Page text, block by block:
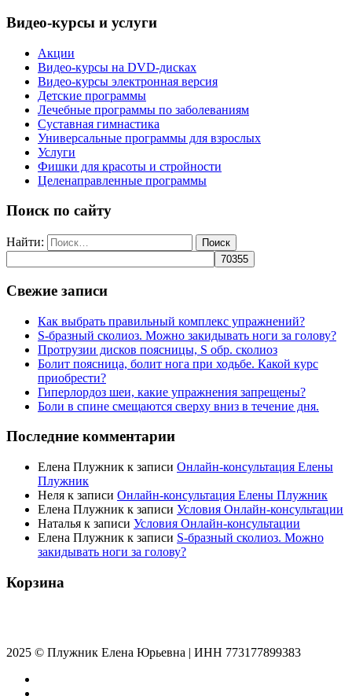
Видео-курсы и услуги
Акции
Видео-курсы на DVD-дисках
Видео-курсы электронная версия
Детские программы
Лечебные программы по заболеваниям
Суставная гимнастика
Универсальные программы для взрослых
Услуги
Фишки для красоты и стройности
Целенаправленные программы
Поиск по сайту
Найти:
Свежие записи
Как выбрать правильный комплекс упражнений?
S-бразный сколиоз. Можно закидывать ноги за голову?
Протрузии дисков поясницы, S обр. сколиоз
Болит поясница, болит нога при ходьбе. Какой курс
приобрести?
Гиперлордоз шеи, какие упражнения запрещены?
Боли в спине смещаются сверху вниз в течение дня.
Последние комментарии
Елена Плужник к записи Онлайн-консультация Елены
Плужник
Неля к записи Онлайн-консультация Елены Плужник
Елена Плужник к записи Условия Онлайн-консультации
Наталья к записи Условия Онлайн-консультации
Елена Плужник к записи S-бразный сколиоз. Можно
закидывать ноги за голову?
Корзина
2025 © Плужник Елена Юрьевна | ИНН 773177899383